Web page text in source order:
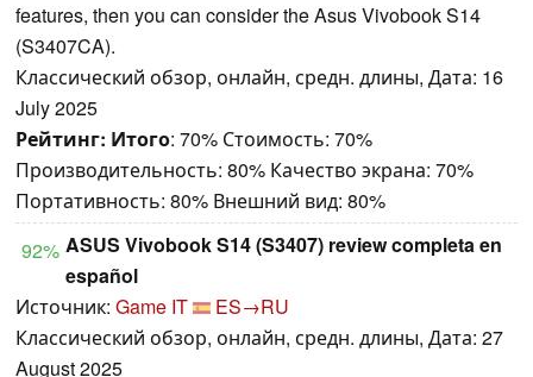
features, then you can consider the Asus Vivobook S14
(S3407CA).
Классический обзор, онлайн, средн. длины, Дата: 16
July 2025
Рейтинг: Итого: 70% Стоимость: 70%
Производительность: 80% Качество экрана: 70%
Портативность: 80% Внешний вид: 80%
92% ASUS Vivobook S14 (S3407) review completa en
español
Источник: Game IT
ES→RU
Классический обзор, онлайн, средн. длины, Дата: 27
August 2025